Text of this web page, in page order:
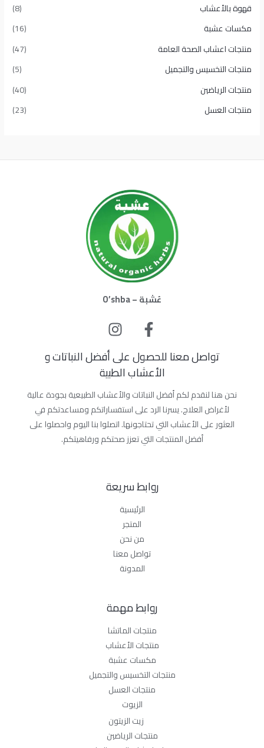
قهوة بالأعشاب
(8)
مكسات عشبة
(16)
منتجات اعشاب الصحة العامة
(47)
منتجات التخسيس والتجميل
(5)
منتجات الرياضين
(40)
منتجات العسل
(23)
عُشبة – O’shba
تواصل معنا للحصول على أفضل النباتات و
الأعشاب الطبية
نحن هنا لنقدم لكم أفضل النباتات والأعشاب الطبيعية بجودة عالية
لأغراض العلاج. يسرنا الرد على استفساراتكم ومساعدتكم في
العثور على الأعشاب التي تحتاجونها. اتصلوا بنا اليوم واحصلوا على
أفضل المنتجات التي تعزز صحتكم ورفاهيتكم.
روابط سريعة
الرئيسية
المتجر
من نحن
تواصل معنا
المدونة
روابط مهمة
منتجات الماتشا
منتجات الأعشاب
مكسات عشبة
منتجات التخسيس والتجميل
منتجات العسل
الزيوت
زيت الزيتون
منتجات الرياضين